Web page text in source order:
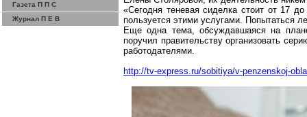
Газета П П С
Журнал П Е В
«Сегодня теневая сиделка стоит от 17
пользуется этими услугами. Попытаться
Еще одна тема, обсуждавшаяся на
поручил правительству организовать
работодателями.
http://tv-express.ru/sobitiya/v-penzenskoj-